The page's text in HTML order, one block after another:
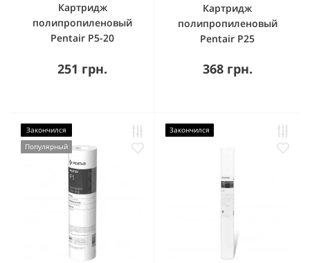
Картридж
полипропиленовый
Pentair P5-20
251 грн.
Картридж
полипропиленовый
Pentair P25
368 грн.
Закончился
Популярный
Закончился